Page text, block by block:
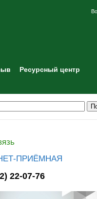
Ресурсный центр
ПРИЁМНАЯ
22-07-76